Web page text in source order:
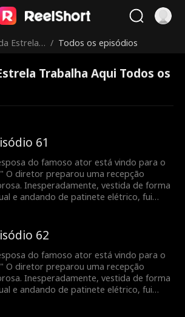
Estrela
/ Todos os episódios
Trabalha Aqui Todos os
61
do famoso ator está vindo para o
O diretor preparou uma recepção
Inesperadamente, vestida de forma
e andando de patinete elétrico, fui
do meu marido! Todos a bajulavam e
Veja como vou deixá-los
62
do famoso ator está vindo para o
O diretor preparou uma recepção
Inesperadamente, vestida de forma
e andando de patinete elétrico, fui